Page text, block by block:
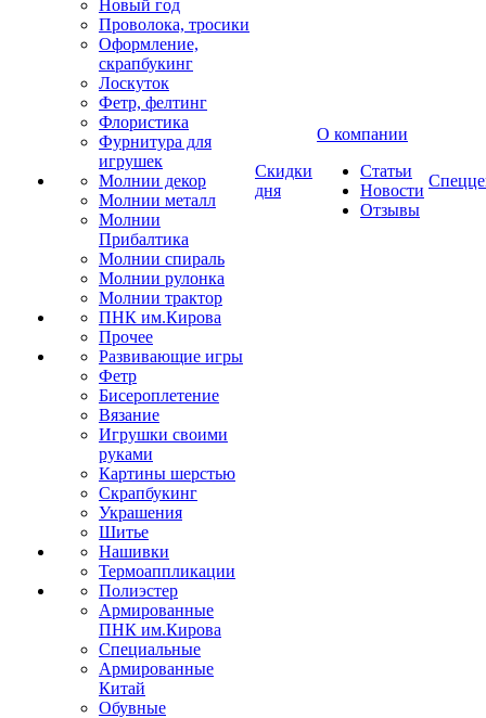
Новый год
Проволока, тросики
Оформление,
скрапбукинг
Лоскуток
Фетр, фелтинг
Флористика
Фурнитура для
игрушек
Молнии декор
Молнии металл
Молнии
Прибалтика
Молнии спираль
Молнии рулонка
Молнии трактор
ПНК им.Кирова
Прочее
Развивающие игры
Фетр
Бисероплетение
Вязание
Игрушки своими
руками
Картины шерстью
Скрапбукинг
Украшения
Шитье
Нашивки
Термоаппликации
Полиэстер
Армированные
ПНК им.Кирова
Специальные
Армированные
Китай
Обувные
Скидки
дня
О компании
Статьи
Новости
Отзывы